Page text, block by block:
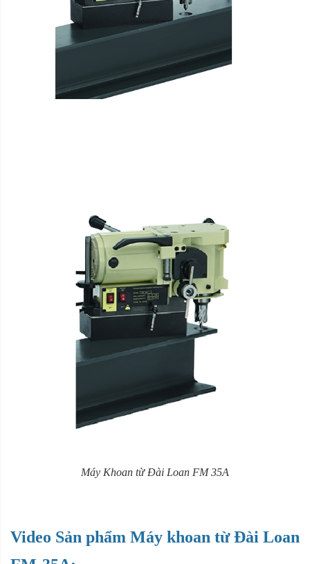
Máy Khoan từ Đài Loan FM 35A
Video Sản phẩm Máy khoan từ Đài Loan